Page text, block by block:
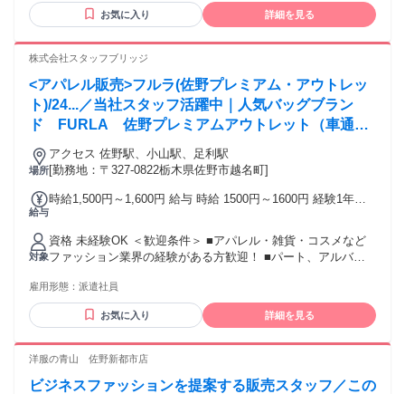
お気に入り 詳細を見る
株式会社スタッフブリッジ
<アパレル販売>フルラ(佐野プレミアム・アウトレッ
ト)/24...／当社スタッフ活躍中｜人気バッグブラン
ド FURLA 佐野プレミアムアウトレット（車通勤
OK・高時給）
場所
アクセス 佐野駅、小山駅、足利駅
[勤務地：〒327-0822栃木県佐野市越名町]
給与
時給1,500円～1,600円 給与 時給 1500円～1600円 経験1年以
就業1年後には必ず1600円に昇給します！ 【キャリア手当10
万円】 エントリーした職種の経験が2年以上・フルタイム勤務
可能な方は、全員がキャリア手当の対象となります。 なんと
《10万円》を1ヶ月勤務後の給与にて一括支給するスタブリだ
で通勤する場合は、交通費全額支給いたします。 車通勤の場
合は、駐車場無料、ガソリン代一部支給となります。
対象
資格 未経験OK ＜歓迎条件＞ ■アパレル・雑貨・コスメなど
ファッション業界の経験がある方歓迎！ ■パート、アルバイ
など、他業種からの転職も大歓迎です。 【将来的には正社員
も目指せる！】 スタッフブリッジでは、未経験から販売スタ
ッフにチャレンジし、正社員を目指すこともできます！ さら
で、アパレル・ファッション・コスメ業界に初めて挑戦する
雇用形態： 派遣社員
お気に入り 詳細を見る
洋服の青山 佐野新都市店
ビジネスファッションを提案する販売スタッフ／この